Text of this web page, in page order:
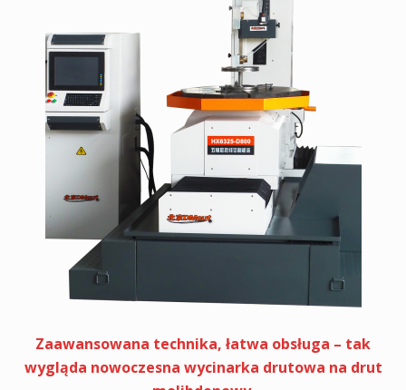
Zaawansowana technika, łatwa obsługa – tak
wygląda nowoczesna wycinarka drutowa na drut